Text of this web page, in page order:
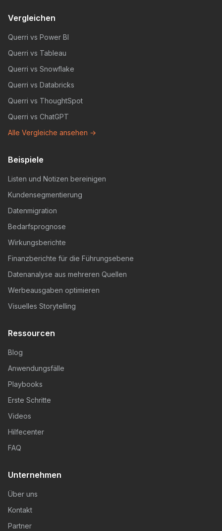
Vergleichen
Querri vs Power BI
Querri vs Tableau
Querri vs Snowflake
Querri vs Databricks
Querri vs ThoughtSpot
Querri vs ChatGPT
Alle Vergleiche ansehen →
Beispiele
Listen und Notizen bereinigen
Kundensegmentierung
Datenmigration
Bedarfsprognose
Wirkungsberichte
Finanzberichte für die Führungsebene
Datenanalyse aus mehreren Quellen
Werbeausgaben optimieren
Visuelles Storytelling
Ressourcen
Blog
Anwendungsfälle
Playbooks
Erste Schritte
Videos
Hilfecenter
FAQ
Unternehmen
Über uns
Kontakt
Partner